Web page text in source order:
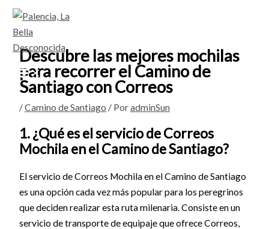
contenido
Descubre las mejores mochilas
para recorrer el Camino de
Santiago con Correos
/Camino de Santiago / PoradminSun
1. ¿Qué es el servicio de Correos
Mochila en el Camino de Santiago?
El servicio de Correos Mochila en el Camino de Santiago
es una opción cada vez más popular para los peregrinos
que deciden realizar esta ruta milenaria. Consiste en un
servicio de transporte de equipaje que ofrece Correos,